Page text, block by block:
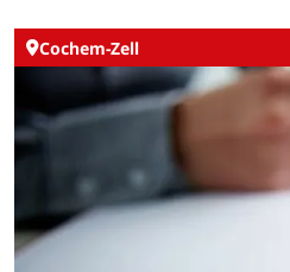
Cochem-Zell